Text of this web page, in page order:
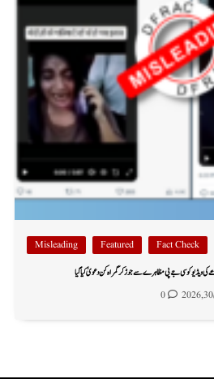
Fact Check
Featured
Misleading
ویڈیو کو سی جے پی مظاہرے سے جوڑ کر گمراہ کن دعویٰ کیا گیا
0